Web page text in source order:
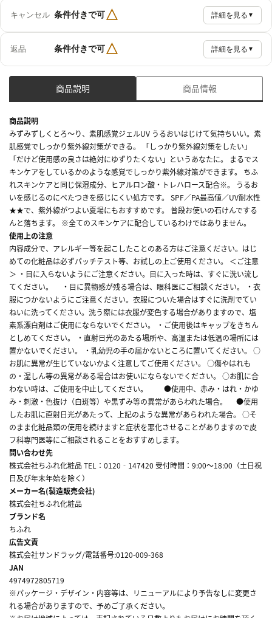
キャンセル 条件付きで可△ 詳細を見る ▼
返品 条件付きで可△ 詳細を見る ▼
商品説明 商品情報
商品説明
みずみずしくとろ～り、素肌感覚ジェルUV うるおいはじけて気持ちいい。素
肌感覚でしっかり紫外線対策ができる。 「しっかり紫外線対策をしたい」
「だけど使用感の良さは絶対にゆずりたくない」というあなたに。 まるでス
キンケアをしているかのような感覚でしっかり紫外線対策ができます。 ちふ
れスキンケアと同じ保湿成分、ヒアルロン酸・トレハロース配合※。 うるお
いを感じるのにべたつきを感じにくい処方です。 SPF／PA最高値／UV耐水性
★★で、紫外線がつよい夏場にもおすすめです。 普段お使いの石けんでする
んと落ちます。 ※全てのスキンケアに配合しているわけではありません。
使用上の注意
内容成分で、アレルギー等を起こしたことのある方はご注意ください。はじ
めての化粧品は必ずパッチテスト等、お試しの上ご使用ください。 ＜ご注意
＞ ・目に入らないようにご注意ください。目に入った時は、すぐに洗い流し
てください。 ・目に異物感が残る場合は、眼科医にご相談ください。 ・衣
服につかないようにご注意ください。衣服についた場合はすぐに洗剤でてい
ねいに洗ってください。洗う際には衣服が変色する場合がありますので、塩
素系漂白剤はご使用にならないでください。 ・ご使用後はキャップをきちん
としめてください。 ・直射日光のあたる場所や、高温または低温の場所には
置かないでください。 ・乳幼児の手の届かないところに置いてください。 ○
お肌に異常が生じていないかよく注意してご使用ください。 ○傷やはれも
の・湿しん等の異常がある場合はお使いにならないでください。 ○お肌に合
わない時は、ご使用を中止してください。 ●使用中、赤み・はれ・かゆ
み・刺激・色抜け（白斑等）や黒ずみ等の異常があらわれた場合。 ●使用
したお肌に直射日光があたって、上記のような異常があらわれた場合。 ○そ
のまま化粧品類の使用を続けますと症状を悪化させることがありますので皮
フ科専門医等にご相談されることをおすすめします。
問い合わせ先
株式会社ちふれ化粧品 TEL：0120‐147420 受付時間：9:00～18:00（土日祝
日及び年末年始を除く）
メーカー名(製造販売会社)
株式会社ちふれ化粧品
ブランド名
ちふれ
広告文責
株式会社サンドラッグ/電話番号:0120-009-368
JAN
4974972805719
※パッケージ・デザイン・内容等は、リニューアルにより予告なしに変更さ
れる場合がありますので、予めご了承ください。